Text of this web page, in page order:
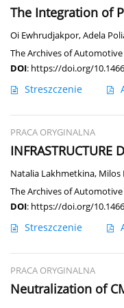
The Integration of
Oi Ewhrudjakpor,Adela
The Archives of
DOI: https://doi.org/
Streszczenie
PRACA ORYGINALNA
INFRASTRUCTURE
Natalia Lakhmetkina, Milos
The Archives of
DOI: https://doi.org/
Streszczenie
PRACA ORYGINALNA
Neutralization of